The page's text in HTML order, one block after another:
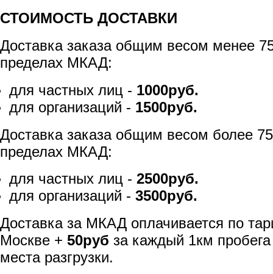
СТОИМОСТЬ ДОСТАВКИ
Доставка заказа общим весом менее
пределах МКАД:
для частных лиц - 1000руб.
для организаций - 1500руб.
Доставка заказа общим весом более
пределах МКАД:
для частных лиц - 2500руб.
для организаций - 3500руб.
Доставка за МКАД оплачивается по
Москве + 50руб за каждый 1км
места разгрузки.